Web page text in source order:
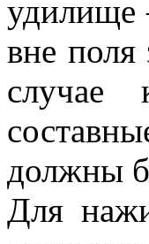
удилище
вне поля
случае
должны
Для